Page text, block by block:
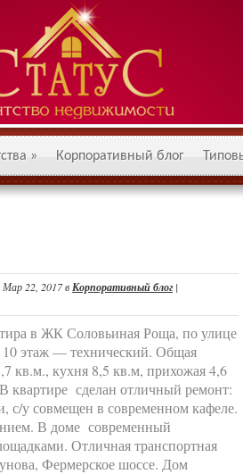
» Корпоративный блог
Мар 22, 2017 вКорпоративный блог |
в ЖК Соловьиная Роща, по улице
10 этаж — технический. Общая
кв.м., кухня 8,5 кв.м, прихожая 4,6
квартире сделан отличный ремонт:
с/у совмещен в современном кафеле.
В доме современный
Отличная транспортная
Фермерское шоссе. Дом